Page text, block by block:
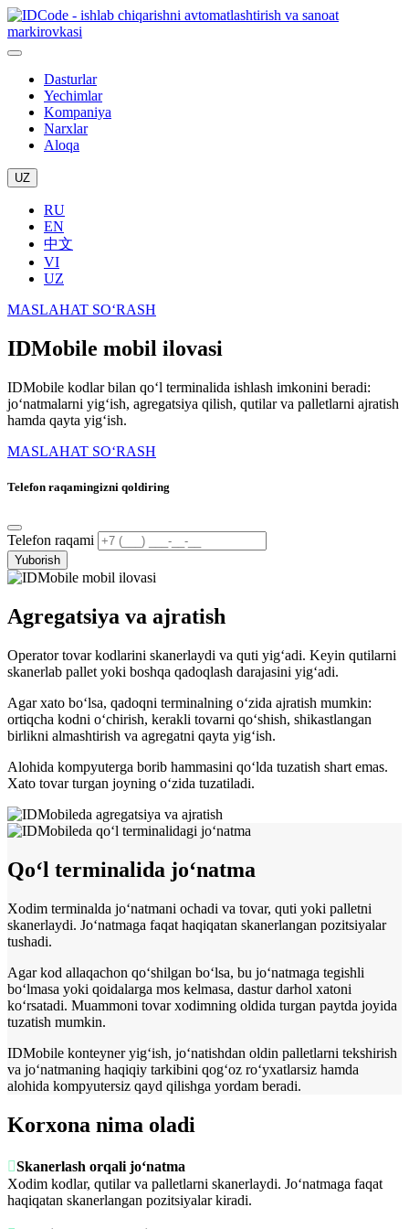
Dasturlar
Yechimlar
Kompaniya
Narxlar
Aloqa
UZ
RU
EN
中文
VI
UZ
MASLAHAT SO‘RASH
IDMobile mobil ilovasi
IDMobile kodlar bilan qo‘l terminalida ishlash imkonini beradi:
jo‘natmalarni yig‘ish, agregatsiya qilish, qutilar va palletlarni ajratish
hamda qayta yig‘ish.
MASLAHAT SO‘RASH
Telefon raqamingizni qoldiring
Telefon raqami
Yuborish
Agregatsiya va ajratish
Operator tovar kodlarini skanerlaydi va quti yig‘adi. Keyin qutilarni
skanerlab pallet yoki boshqa qadoqlash darajasini yig‘adi.
Agar xato bo‘lsa, qadoqni terminalning o‘zida ajratish mumkin:
ortiqcha kodni o‘chirish, kerakli tovarni qo‘shish, shikastlangan
birlikni almashtirish va agregatni qayta yig‘ish.
Alohida kompyuterga borib hammasini qo‘lda tuzatish shart emas.
Xato tovar turgan joyning o‘zida tuzatiladi.
Qo‘l terminalida jo‘natma
Xodim terminalda jo‘natmani ochadi va tovar, quti yoki palletni
skanerlaydi. Jo‘natmaga faqat haqiqatan skanerlangan pozitsiyalar
tushadi.
Agar kod allaqachon qo‘shilgan bo‘lsa, bu jo‘natmaga tegishli
bo‘lmasa yoki qoidalarga mos kelmasa, dastur darhol xatoni
ko‘rsatadi. Muammoni tovar xodimning oldida turgan paytda joyida
tuzatish mumkin.
IDMobile konteyner yig‘ish, jo‘natishdan oldin palletlarni tekshirish
va jo‘natmaning haqiqiy tarkibini qog‘oz ro‘yxatlarsiz hamda
alohida kompyutersiz qayd qilishga yordam beradi.
Korxona nima oladi
Skanerlash orqali jo‘natma
Xodim kodlar, qutilar va palletlarni skanerlaydi. Jo‘natmaga faqat
haqiqatan skanerlangan pozitsiyalar kiradi.